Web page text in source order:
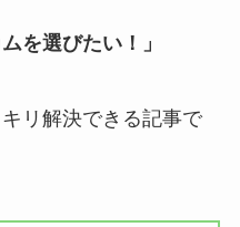
を選びたい！」
リ解決できる記事で